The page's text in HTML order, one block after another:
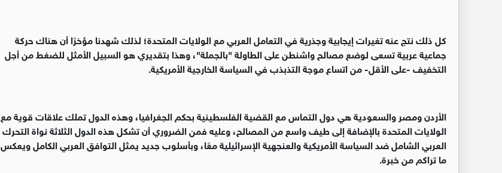
كل ذلك نتج عنه تغيرات إيجابية وجذرية في التعامل العربي مع الولايات المتحدة؛ لذلك شهدنا مؤخرًا أن هناك حركة
جماعية عربية تسعى لوضع مصالح واشنطن على الطاولة "بالجملة"، وهذا بتقديري هو السبيل الأمثل للضغط من أجل
التخفيف -على الأقل- من اتساع موجة التذبذب في السياسة الخارجية الأمريكية.
الأردن ومصر والسعودية هي دول التماس مع القضية الفلسطينية بحكم الجغرافيا، وهذه الدول تملك علاقات قوية مع
الولايات المتحدة بالإضافة إلى طيف واسع من المصالح، وعليه فمن الضروري أن تشكل هذه الدول الثلاثة نواة التحرك
العربي الشامل ضد السياسة الأمريكية والعنجهية الإسرائيلية معًا، وبأسلوب جديد يمثل التوافق العربي الكامل ويعكس
ما تراكم من خبرة.